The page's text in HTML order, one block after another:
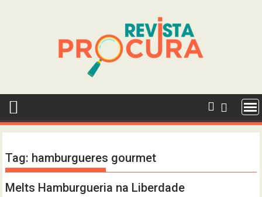
Tag: hamburgueres gourmet
Melts Hamburgueria na Liberdade